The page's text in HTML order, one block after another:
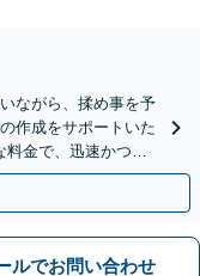
ながら、揉め事を予
作成をサポートいた
料金で、迅速かつス
す。
ルでお問い合わせ